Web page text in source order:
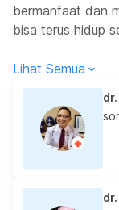
bermanfaat dan
bisa terus hidup
Lihat Semua